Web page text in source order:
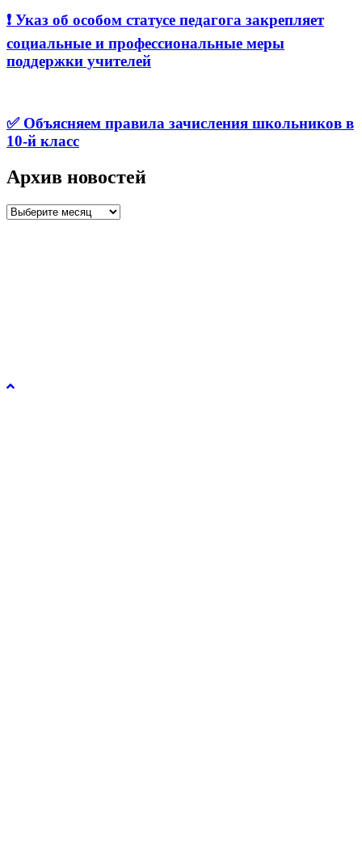
❗️ Указ об особом статусе педагога закрепляет
социальные и профессиональные меры
поддержки учителей
✅ Объясняем правила зачисления школьников в
10-й класс
Архив новостей
Архив